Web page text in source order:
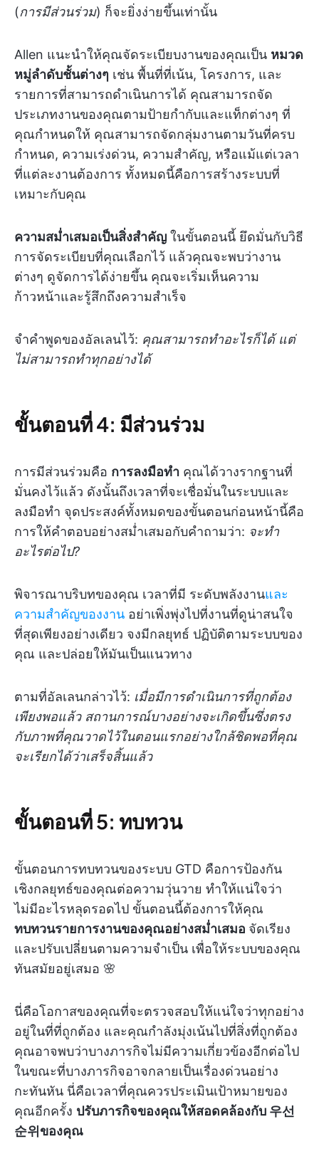
(การมีส่วนร่วม) ก็จะยิ่งง่ายขึ้นเท่านั้น
Allen แนะนำให้คุณจัดระเบียบงานของคุณเป็น หมวด
หมู่ลำดับชั้นต่างๆ เช่น พื้นที่ที่เน้น, โครงการ, และ
รายการที่สามารถดำเนินการได้ คุณสามารถจัด
ประเภทงานของคุณตามป้ายกำกับและแท็กต่างๆ ที่
คุณกำหนดให้ คุณสามารถจัดกลุ่มงานตามวันที่ครบ
กำหนด, ความเร่งด่วน, ความสำคัญ, หรือแม้แต่เวลา
ที่แต่ละงานต้องการ ทั้งหมดนี้คือการสร้างระบบที่
เหมาะกับคุณ
ความสม่ำเสมอเป็นสิ่งสำคัญ ในขั้นตอนนี้ ยึดมั่นกับวิธี
การจัดระเบียบที่คุณเลือกไว้ แล้วคุณจะพบว่างาน
ต่างๆ ดูจัดการได้ง่ายขึ้น คุณจะเริ่มเห็นความ
ก้าวหน้าและรู้สึกถึงความสำเร็จ
จำคำพูดของอัลเลนไว้: คุณสามารถทำอะไรก็ได้ แต่
ไม่สามารถทำทุกอย่างได้
ขั้นตอนที่ 4: มีส่วนร่วม
การมีส่วนร่วมคือ การลงมือทำ คุณได้วางรากฐานที่
มั่นคงไว้แล้ว ดังนั้นถึงเวลาที่จะเชื่อมั่นในระบบและ
ลงมือทำ จุดประสงค์ทั้งหมดของขั้นตอนก่อนหน้านี้คือ
การให้คำตอบอย่างสม่ำเสมอกับคำถามว่า: จะทำ
อะไรต่อไป?
พิจารณาบริบทของคุณ เวลาที่มี ระดับพลังงานและ
ความสำคัญของงาน อย่าเพิ่งพุ่งไปที่งานที่ดูน่าสนใจ
ที่สุดเพียงอย่างเดียว จงมีกลยุทธ์ ปฏิบัติตามระบบของ
คุณ และปล่อยให้มันเป็นแนวทาง
ตามที่อัลเลนกล่าวไว้: เมื่อมีการดำเนินการที่ถูกต้อง
เพียงพอแล้ว สถานการณ์บางอย่างจะเกิดขึ้นซึ่งตรง
กับภาพที่คุณวาดไว้ในตอนแรกอย่างใกล้ชิดพอที่คุณ
จะเรียกได้ว่าเสร็จสิ้นแล้ว
ขั้นตอนที่ 5: ทบทวน
ขั้นตอนการทบทวนของระบบ GTD คือการป้องกัน
เชิงกลยุทธ์ของคุณต่อความวุ่นวาย ทำให้แน่ใจว่า
ไม่มีอะไรหลุดรอดไป ขั้นตอนนี้ต้องการให้คุณ
ทบทวนรายการงานของคุณอย่างสม่ำเสมอ จัดเรียง
และปรับเปลี่ยนตามความจำเป็น เพื่อให้ระบบของคุณ
ทันสมัยอยู่เสมอ 🌸
นี่คือโอกาสของคุณที่จะตรวจสอบให้แน่ใจว่าทุกอย่าง
อยู่ในที่ที่ถูกต้อง และคุณกำลังมุ่งเน้นไปที่สิ่งที่ถูกต้อง
คุณอาจพบว่าบางภารกิจไม่มีความเกี่ยวข้องอีกต่อไป
ในขณะที่บางภารกิจอาจกลายเป็นเรื่องด่วนอย่าง
กะทันหัน นี่คือเวลาที่คุณควรประเมินเป้าหมายของ
คุณอีกครั้ง ปรับภารกิจของคุณให้สอดคล้องกับ 우선
순위ของคุณ